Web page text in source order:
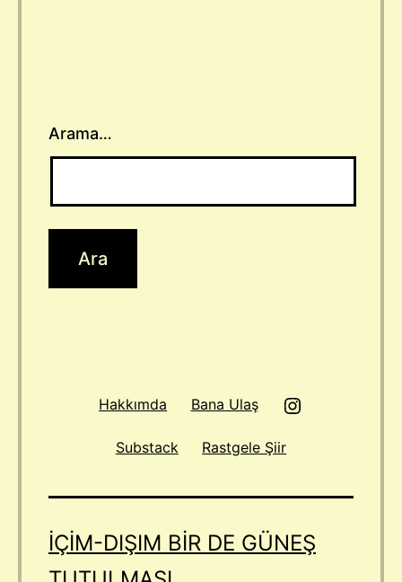
Arama…
Hakkımda Bana Ulaş
Substack Rastgele Şiir
IÇIM-DIŞIM BIR DE GÜNEŞ